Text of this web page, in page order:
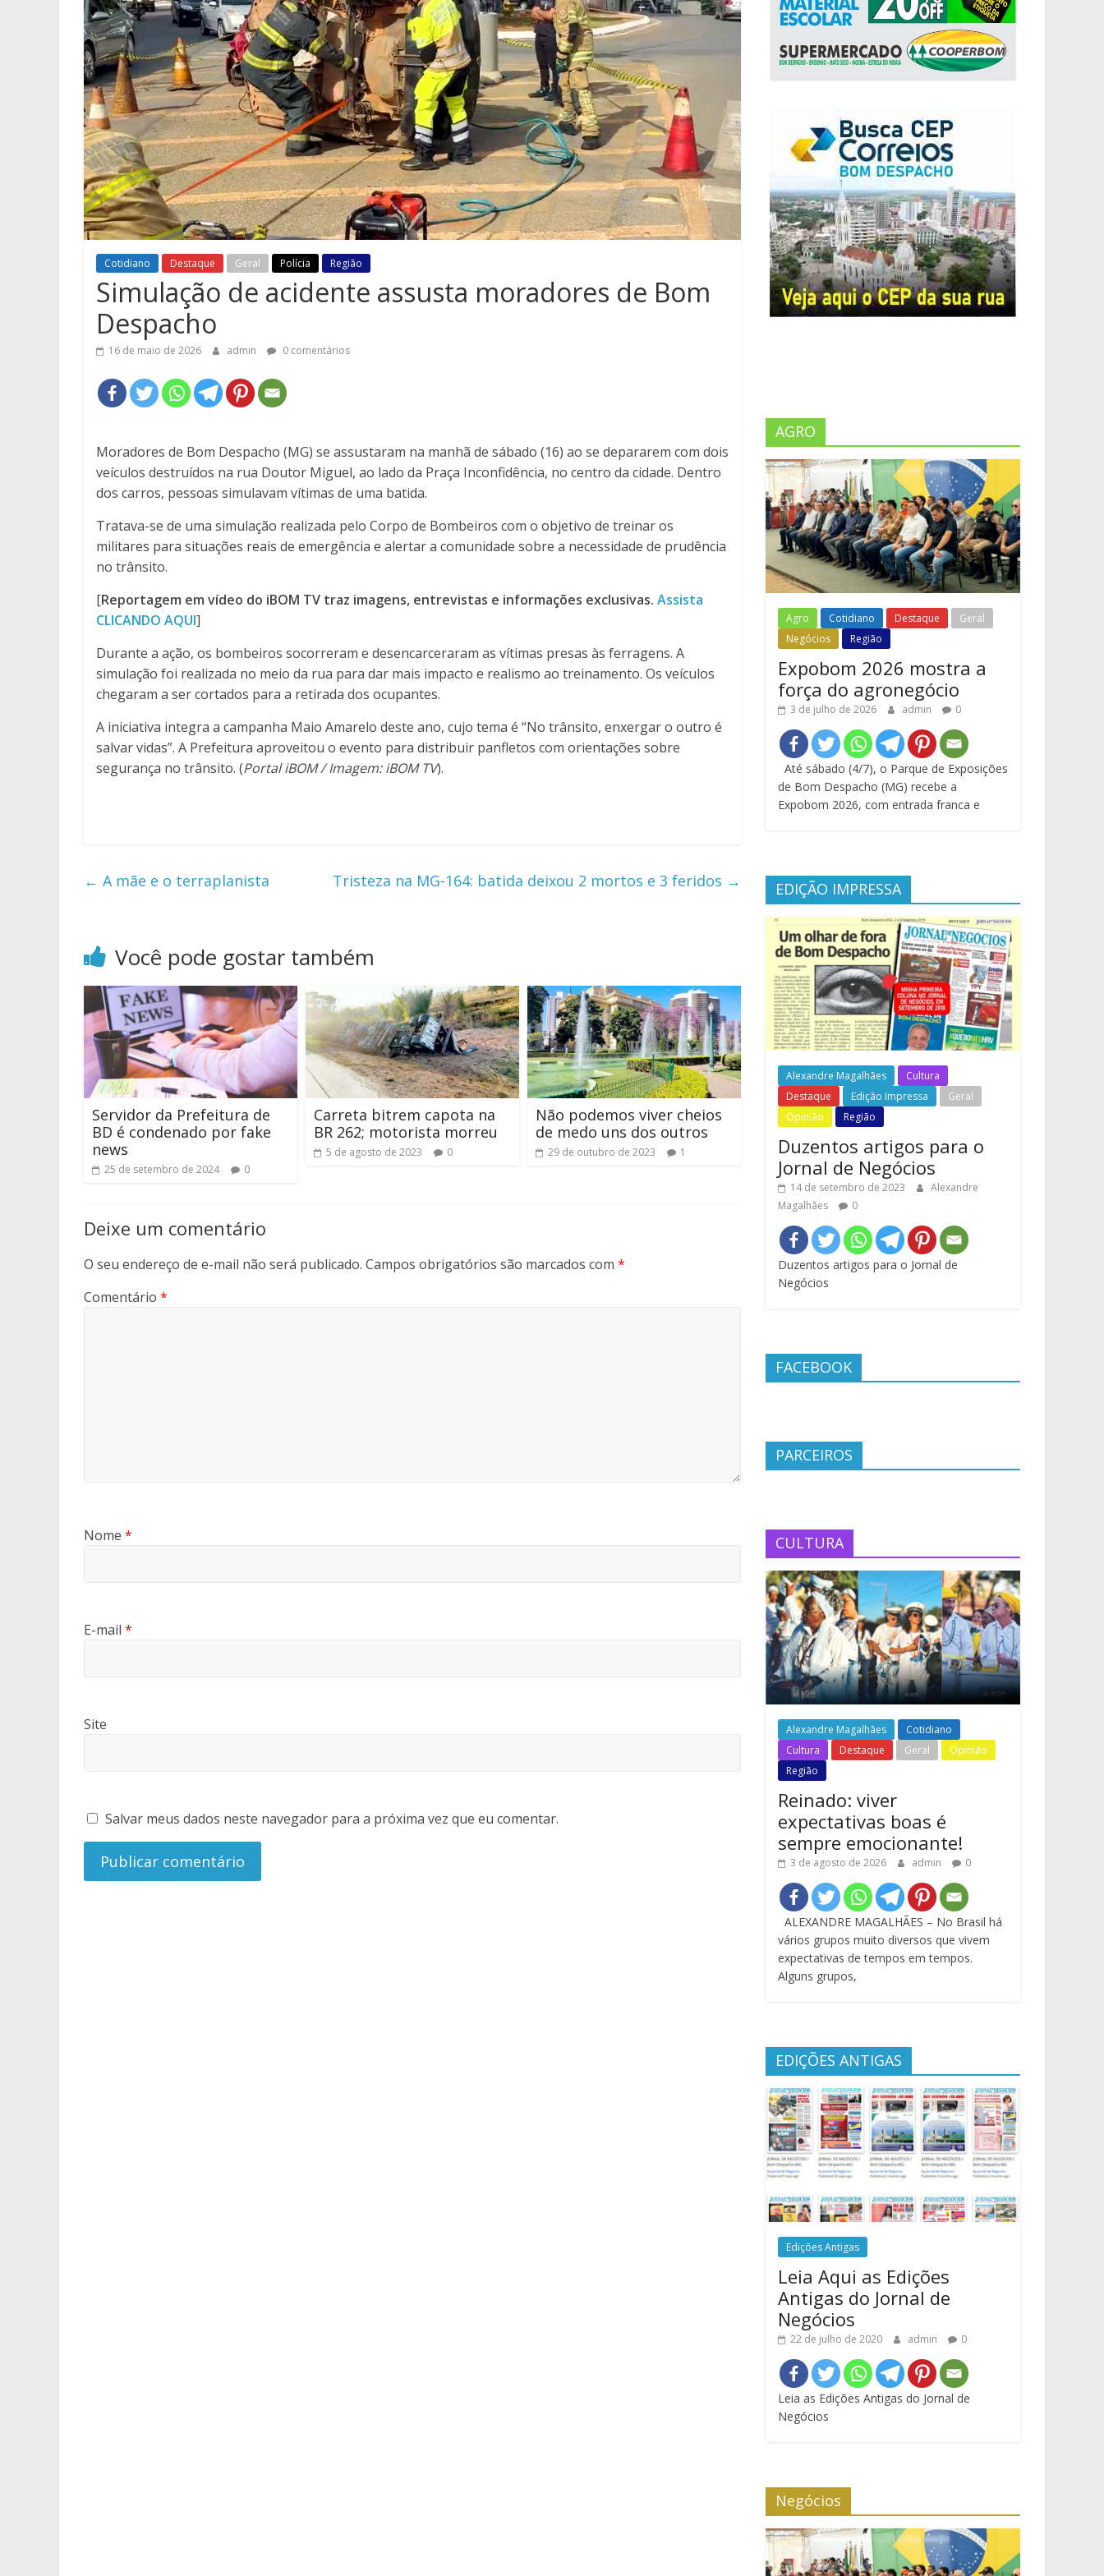
Cotidiano Destaque Geral Polícia Região
Simulação de acidente assusta moradores de Bom
Despacho
16 de maio de 2026 admin 0 comentários
Moradores de Bom Despacho (MG) se assustaram na manhã de sábado (16) ao se depararem com dois
veículos destruídos na rua Doutor Miguel, ao lado da Praça Inconfidência, no centro da cidade. Dentro
dos carros, pessoas simulavam vítimas de uma batida.
Tratava-se de uma simulação realizada pelo Corpo de Bombeiros com o objetivo de treinar os
militares para situações reais de emergência e alertar a comunidade sobre a necessidade de prudência
no trânsito.
[Reportagem em vídeo do iBOM TV traz imagens, entrevistas e informações exclusivas. Assista
CLICANDO AQUI]
Durante a ação, os bombeiros socorreram e desencarceraram as vítimas presas às ferragens. A
simulação foi realizada no meio da rua para dar mais impacto e realismo ao treinamento. Os veículos
chegaram a ser cortados para a retirada dos ocupantes.
A iniciativa integra a campanha Maio Amarelo deste ano, cujo tema é “No trânsito, enxergar o outro é
salvar vidas”. A Prefeitura aproveitou o evento para distribuir panfletos com orientações sobre
segurança no trânsito. (Portal iBOM / Imagem: iBOM TV).
← A mãe e o terraplanista Tristeza na MG-164: batida deixou 2 mortos e 3 feridos →
Você pode gostar também
Servidor da Prefeitura de
BD é condenado por fake
news
25 de setembro de 2024 0
Carreta bitrem capota na
BR 262; motorista morreu
5 de agosto de 2023 0
Não podemos viver cheios
de medo uns dos outros
29 de outubro de 2023 1
Deixe um comentário
O seu endereço de e-mail não será publicado. Campos obrigatórios são marcados com *
Comentário *
Nome *
E-mail *
Site
Salvar meus dados neste navegador para a próxima vez que eu comentar.
AGRO
Agro Cotidiano Destaque
Geral
Negócios
Região
Expobom 2026 mostra a
força do agronegócio
3 de julho de 2026 admin 0
Até sábado (4/7), o Parque de Exposições
de Bom Despacho (MG) recebe a
Expobom 2026, com entrada franca e
EDIÇÃO IMPRESSA
Alexandre Magalhães
Cultura
Destaque
Edição Impressa
Geral
Opinião
Região
Duzentos artigos para o
Jornal de Negócios
14 de setembro de 2023
Alexandre
Magalhães
0
Duzentos artigos para o Jornal de
Negócios
FACEBOOK
PARCEIROS
CULTURA
Alexandre Magalhães
Cotidiano
Cultura
Destaque Geral
Opinião
Região
Reinado: viver
expectativas boas é
sempre emocionante!
3 de agosto de 2026 admin 0
ALEXANDRE MAGALHÃES – No Brasil há
vários grupos muito diversos que vivem
expectativas de tempos em tempos.
Alguns grupos,
EDIÇÕES ANTIGAS
Edições Antigas
Leia Aqui as Edições
Antigas do Jornal de
Negócios
22 de julho de 2020 admin 0
Leia as Edições Antigas do Jornal de
Negócios
Negócios